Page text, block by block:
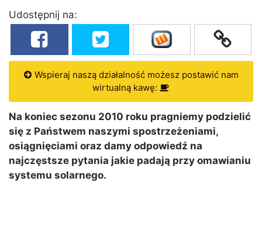
Udostępnij na:
Wspieraj naszą działalność możesz postawić nam
wirtualną kawę:
Na koniec sezonu 2010 roku pragniemy podzielić
się z Państwem naszymi spostrzeżeniami,
osiągnięciami oraz damy odpowiedź na
najczęstsze pytania jakie padają przy omawianiu
systemu solarnego.